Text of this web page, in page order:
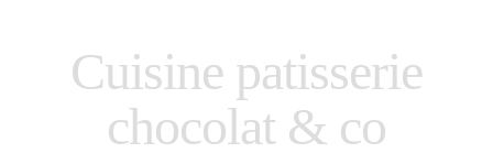
Cuisine patisserie
chocolat & co